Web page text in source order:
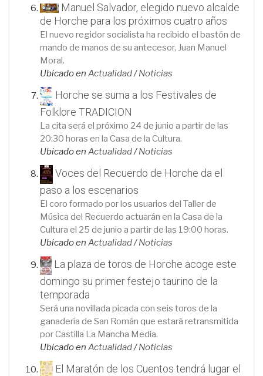
Manuel Salvador, elegido nuevo alcalde
de Horche para los próximos cuatro años
El nuevo regidor socialista ha recibido el bastón de
mando de manos de su antecesor, Juan Manuel
Moral.
Ubicado en Actualidad/Noticias
Horche se suma a los Festivales de
Folklore TRADICION
La cita será el próximo 24 de junio a partir de las
20:30 horas en la Casa de la Cultura.
Ubicado en Actualidad/Noticias
Voces del Recuerdo de Horche da el
paso a los escenarios
El coro formado por los usuarios del Taller de
Música del Recuerdo actuarán en la Casa de la
Cultura el 25 de junio a partir de las 19:00 horas.
Ubicado en Actualidad/Noticias
La plaza de toros de Horche acoge este
domingo su primer festejo taurino de la
temporada
Será una novillada picada con seis toros de la
ganadería de San Román que estará retransmitida
por Castilla La Mancha Media.
Ubicado en Actualidad/Noticias
El Maratón de los Cuentos tendrá lugar el